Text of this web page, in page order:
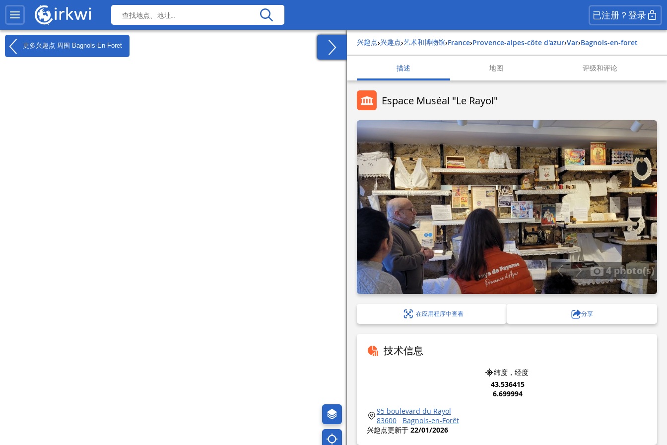
已注册？登录
更多兴趣点 周围 Bagnols-En-Foret 兴趣点› 兴趣点› 艺术和博物馆› france› provence-alpes-côte d'azur› var› bagnols-en-foret
描述 地图 评级和评论
Espace Muséal "Le Rayol"
4 photo(s)
在应用程序中查看 分享
技术信息
纬度，经度
43.536415
6.699994
95 boulevard du Rayol
83600
Bagnols-en-Forêt
兴趣点更新于 22/01/2026